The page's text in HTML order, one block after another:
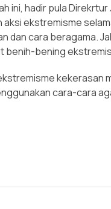
ini, hadir pula
aksi ekstremisme
dan cara beragama.
benih-bening
kekerasan
cara-cara